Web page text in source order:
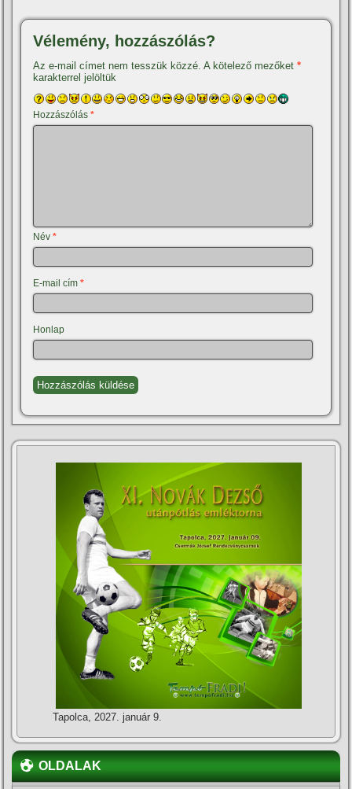
Vélemény, hozzászólás?
Az e-mail címet nem tesszük közzé. A kötelező mezőket*
karakterrel jelöltük
Hozzászólás*
Név*
E-mail cím*
Honlap
Tapolca, 2027. január 9.
OLDALAK